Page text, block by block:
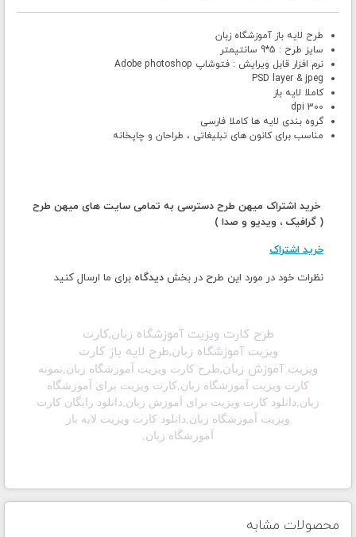
طرح لایه باز آموزشگاه زبان
سایز طرح : 5*9 سانتیمتر
نرم افزار قابل ویرایش : فتوشاپ Adobe photoshop
PSD layer & jpeg
کاملا لایه باز
300 dpi
گروه بندی لایه ها کاملا فارسی
مناسب برای کانون های تبلیغاتی ، طراحان و چاپخانه
خرید اشتراک میهن طرح دسترسی به تمامی سایت های میهن طرح
( گرافیک ، ویدیو و صدا )
خرید اشتراک
نظرات خود در مورد این طرح در بخش دیدگاه برای ما ارسال کنید
طرح کارت ویزیت آموزشگاه زبان,کارت
ویزیت آموزشگاه زبان,طرح لایه بازکارت
ویزیت آموزش زبان,طرح کارت ویزیت آموزشگاه زبان,نمونه
کارت ویزیت آموزشگاه زبان,کارت ویزیت برای آموزشگاه
زبان,دانلود کارت ویزیت برای آموزش زبان,دانلود رایگان کارت
ویزیت آموزشگاه زبان,دانلود کارت ویزیت لایه باز
آموزشگاه زبان,
محصولات مشابه